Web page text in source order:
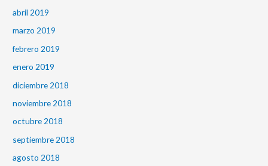
abril 2019
marzo 2019
febrero 2019
enero 2019
diciembre 2018
noviembre 2018
octubre 2018
septiembre 2018
agosto 2018